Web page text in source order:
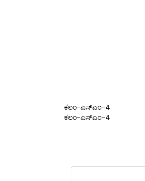
ಕಲಂ-ಎಸ್‌ಎಂ-4
ಕಲಂ-ಎಸ್‌ಎಂ-4